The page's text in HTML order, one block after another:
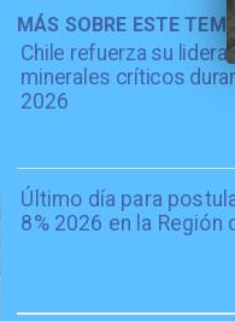
Chile refuerza su
minerales críticos
2026
Último día para
8% 2026 en la Región
MÁS SOBRE ESTE TEMA